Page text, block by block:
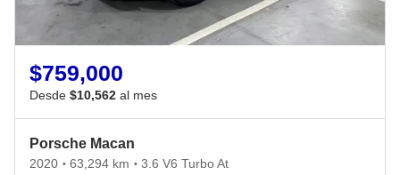
$759,000
Desde $10,562 al mes
Porsche Macan
2020 • 63,294 km • 3.6 V6 Turbo At